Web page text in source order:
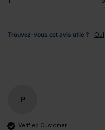
Trouvez-vous cet avis utile ? Oui
P
Verified Customer